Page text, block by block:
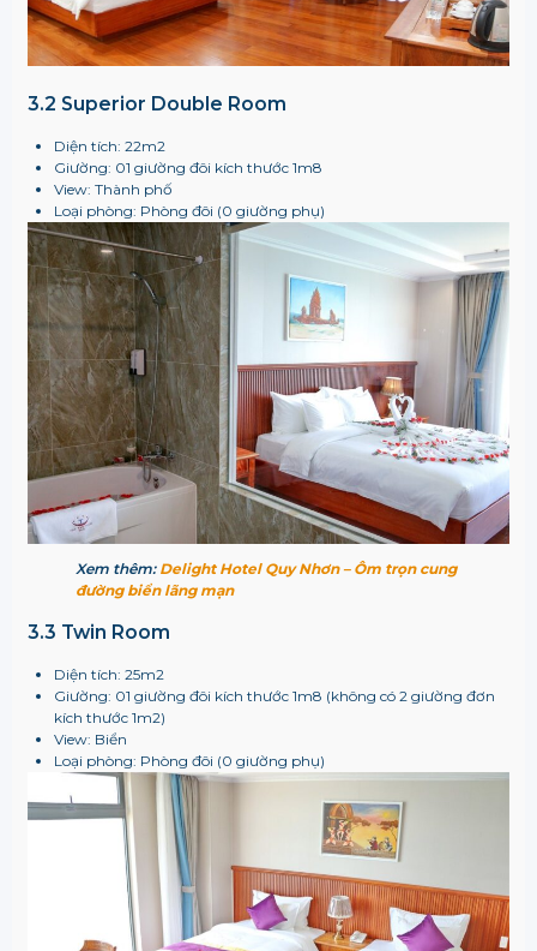
3.2 Superior Double Room
Diện tích: 22m2
Giường: 01 giường đôi kích thước 1m8
View: Thành phố
Loại phòng: Phòng đôi (0 giường phụ)
Xem thêm: Delight Hotel Quy Nhơn – Ôm trọn cung
đường biển lãng mạn
3.3 Twin Room
Diện tích: 25m2
Giường: 01 giường đôi kích thước 1m8 (không có 2 giường đơn
kích thước 1m2)
View: Biển
Loại phòng: Phòng đôi (0 giường phụ)